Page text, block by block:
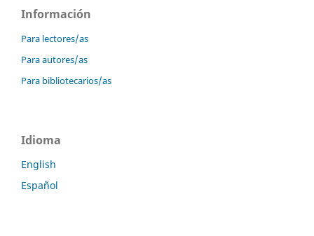
Información
Para lectores/as
Para autores/as
Para bibliotecarios/as
Idioma
English
Español